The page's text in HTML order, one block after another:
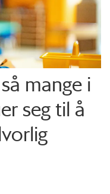
mange i
seg til å